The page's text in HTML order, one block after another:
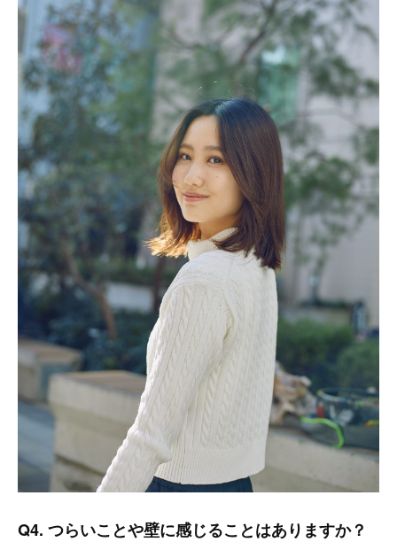
Q4. つらいことや壁に感じることはありますか？